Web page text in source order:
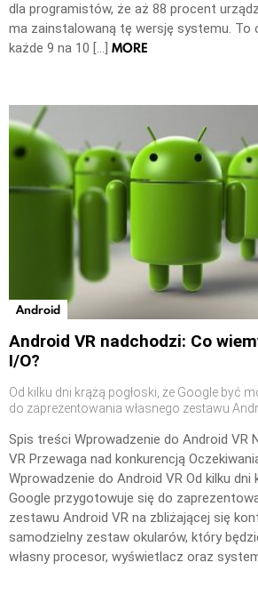
dla programistów, że aż 88 procent
ma zainstalowaną tę wersję systemu. To
każde 9 na 10 […] MORE
Android
Android VR nadchodzi: Co
I/O?
Od kilku dni krążą pogłoski, że Google być
do zaprezentowania własnego zestawu
Spis treści Wprowadzenie do Android VR
VR Przewaga nad konkurencją
Wprowadzenie do Android VR Od kilku dni
Google przygotowuje się do
zestawu Android VR na zbliżającej się
samodzielny zestaw okularów, który
własny procesor, wyświetlacz oraz